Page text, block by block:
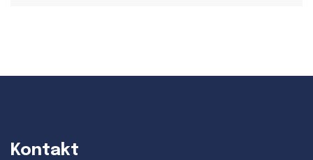
Kontakt